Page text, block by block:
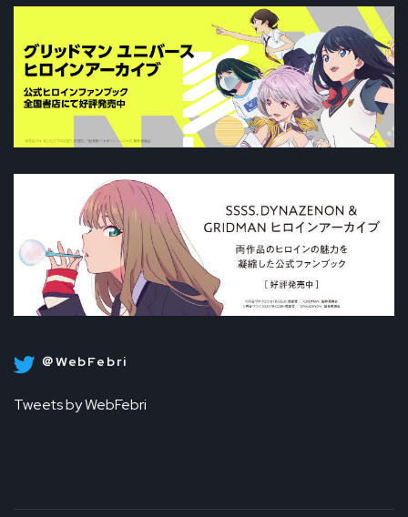
＠WebFebri
Tweets by WebFebri